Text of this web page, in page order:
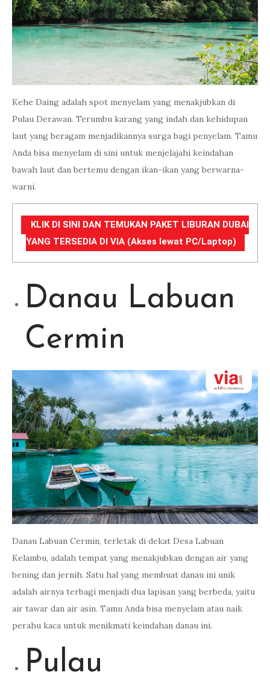
Kehe Daing adalah spot menyelam yang menakjubkan di
Pulau Derawan. Terumbu karang yang indah dan kehidupan
laut yang beragam menjadikannya surga bagi penyelam. Tamu
Anda bisa menyelam di sini untuk menjelajahi keindahan
bawah laut dan bertemu dengan ikan-ikan yang berwarna-
warni.
KLIK DI SINI DAN TEMUKAN PAKET LIBURAN DUBAI
YANG TERSEDIA DI VIA (Akses lewat PC/Laptop)
Danau Labuan
Cermin
Danau Labuan Cermin, terletak di dekat Desa Labuan
Kelambu, adalah tempat yang menakjubkan dengan air yang
bening dan jernih. Satu hal yang membuat danau ini unik
adalah airnya terbagi menjadi dua lapisan yang berbeda, yaitu
air tawar dan air asin. Tamu Anda bisa menyelam atau naik
perahu kaca untuk menikmati keindahan danau ini.
Pulau